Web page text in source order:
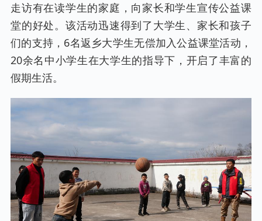
走访有在读学生的家庭，向家长和学生宣传公益课
堂的好处。该活动迅速得到了大学生、家长和孩子
们的支持，6名返乡大学生无偿加入公益课堂活动，
20余名中小学生在大学生的指导下，开启了丰富的
假期生活。